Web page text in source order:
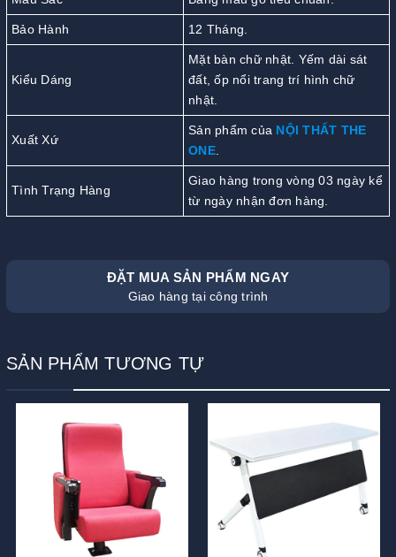
Bảo Hành 12 Tháng.
Kiểu Dáng
Mặt bàn chữ nhật. Yếm dài sát
đất, ốp nổi trang trí hình chữ
nhật.
Xuất Xứ
Sản phẩm của NỘI THẤT THE
ONE.
Tình Trạng Hàng
Giao hàng trong vòng 03 ngày kể
từ ngày nhận đơn hàng.
ĐẶT MUA SẢN PHẨM NGAY
Giao hàng tại công trình
SẢN PHẨM TƯƠNG TỰ